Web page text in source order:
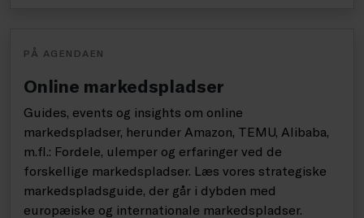
PÅ AGENDAEN
Online markedspladser
Guides, events og insights om online
markedspladser, herunder Amazon, TEMU, Alibaba,
m.fl.: Fordele, ulemper og erfaringer ved de
forskellige markedspladser. Læs vores strategiske
markedspladsguide, der går i dybden med
europæiske og internationale markedspladser.